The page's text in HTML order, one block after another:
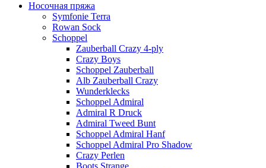
Носочная пряжа
Symfonie Terra
Rowan Sock
Schoppel
Zauberball Crazy 4-ply
Crazy Boys
Schoppel Zauberball
Alb Zauberball Crazy
Wunderklecks
Schoppel Admiral
Admiral R Druck
Admiral Tweed Bunt
Schoppel Admiral Hanf
Schoppel Admiral Pro Shadow
Crazy Perlen
Boots Strange